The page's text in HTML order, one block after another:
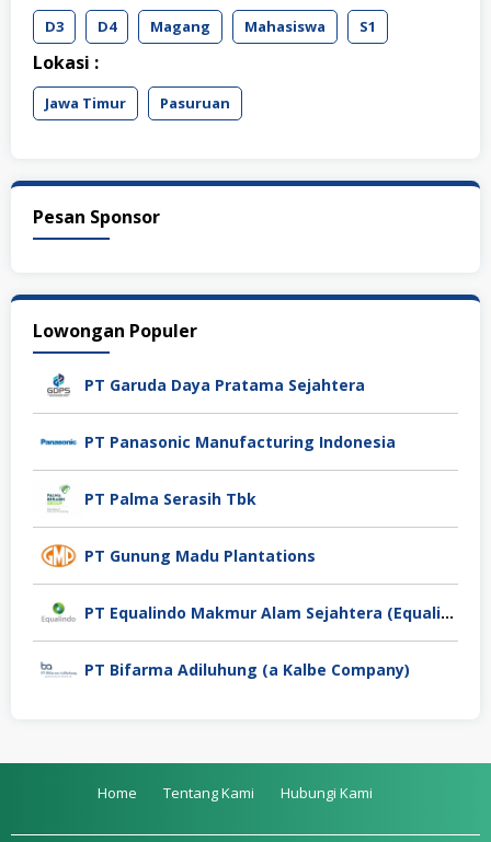
D3 D4 Magang Mahasiswa S1
Lokasi :
Jawa Timur Pasuruan
Pesan Sponsor
Lowongan Populer
PT Garuda Daya Pratama Sejahtera
PT Panasonic Manufacturing Indonesia
PT Palma Serasih Tbk
PT Gunung Madu Plantations
PT Equalindo Makmur Alam Sejahtera (Equalindo Group)
PT Bifarma Adiluhung (a Kalbe Company)
Home Tentang Kami Hubungi Kami